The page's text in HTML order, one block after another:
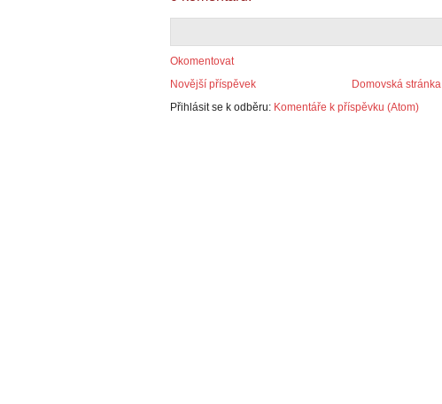
Okomentovat
Novější příspěvek
Domovská stránka
Přihlásit se k odběru: Komentáře k příspěvku (Atom)